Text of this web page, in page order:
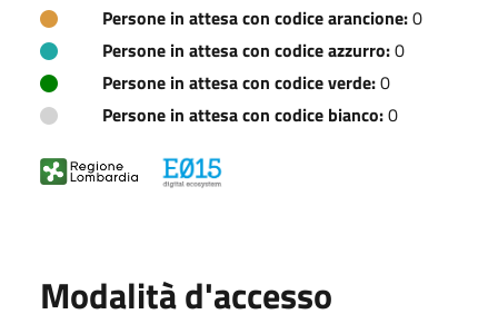
Persone in attesa con codice arancione:0
Persone in attesa con codice azzurro:0
Persone in attesa con codice verde:0
Persone in attesa con codice bianco:0
Modalità d'accesso